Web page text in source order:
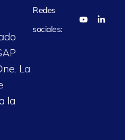
La
la
Redes
sociales: